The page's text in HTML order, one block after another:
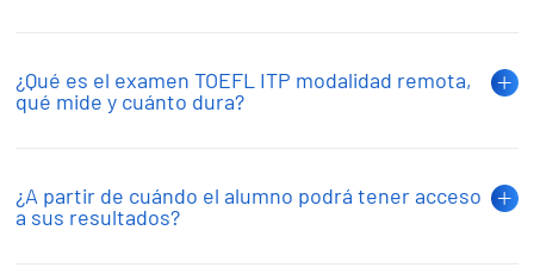
¿Qué es el examen TOEFL ITP modalidad remota,
qué mide y cuánto dura?
¿A partir de cuándo el alumno podrá tener acceso
a sus resultados?